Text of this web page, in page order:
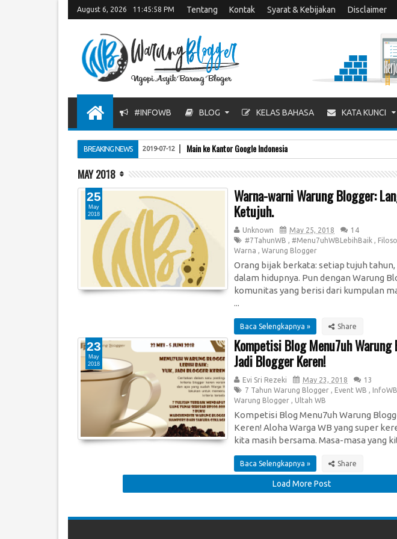
August 6, 2026 11:45:58 PM Tentang Kontak Syarat & Kebijakan Disclaimer
#INFOWB BLOG KELAS BAHASA KATA KUNCI
BREAKING NEWS Main ke Kantor Google Indonesia
2019-07-12
MAY 2018
Warna-warni Warung Blogger:
Ketujuh.
Unknown May 25, 2018
14
#7TahunWB , #Menu7uhWBLebihBaik ,
Warna , Warung Blogger
Orang bijak berkata: setiap tujuh
dalam hidupnya. Pun dengan Warung
komunitas yang berisi dari kumpulan
...
Baca Selengkapnya »
25
May
2018
Kompetisi Blog Menu7uh Warung
Jadi Blogger Keren!
Evi Sri Rezeki May 23, 2018
13
7 Tahun Warung Blogger , Event WB , InfoWB
Warung Blogger , Ultah WB
Kompetisi Blog Menu7uh Warung
Keren! Aloha Warga WB yang super
kita masih bersama. Masa-masa yang
Baca Selengkapnya »
23
May
2018
Load More Post